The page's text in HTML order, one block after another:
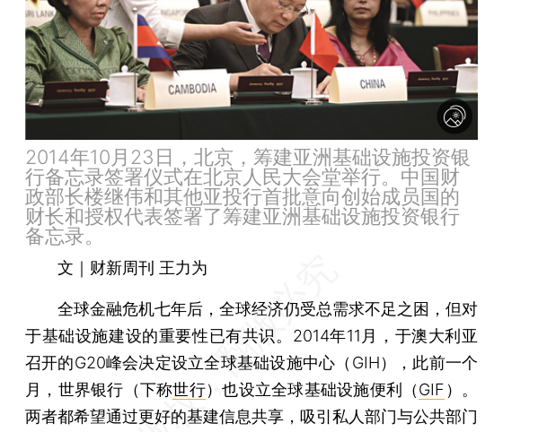
2014年10月23日，北京，筹建亚洲基础设施投资银
行备忘录签署仪式在北京人民大会堂举行。中国财
政部长楼继伟和其他亚投行首批意向创始成员国的
财长和授权代表签署了筹建亚洲基础设施投资银行
备忘录。
文｜财新周刊 王力为
全球金融危机七年后，全球经济仍受总需求不足之困，但对
于基础设施建设的重要性已有共识。2014年11月，于澳大利亚
召开的G20峰会决定设立全球基础设施中心（GIH），此前一个
月，世界银行（下称世行）也设立全球基础设施便利（GIF ）。
两者都希望通过更好的基建信息共享，吸引私人部门与公共部门